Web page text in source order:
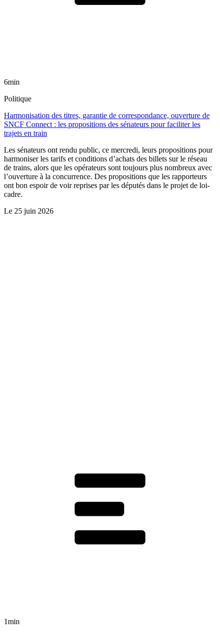
6min
Politique
Harmonisation des titres, garantie de correspondance, ouverture de
SNCF Connect : les propositions des sénateurs pour faciliter les
trajets en train
Les sénateurs ont rendu public, ce mercredi, leurs propositions pour
harmoniser les tarifs et conditions d’achats des billets sur le réseau
de trains, alors que les opérateurs sont toujours plus nombreux avec
l’ouverture à la concurrence. Des propositions que les rapporteurs
ont bon espoir de voir reprises par les députés dans le projet de loi-
cadre.
Le 25 juin 2026
1min